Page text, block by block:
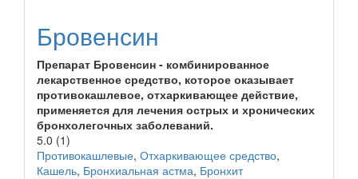
Бровенсин
Препарат Бровенсин - комбинированное
лекарственное средство, которое оказывает
противокашлевое, отхаркивающее действие,
применяется для лечения острых и хронических
бронхолегочных заболеваний.
5.0 (1)
Противокашлевые, Отхаркивающее средство,
Кашель, Бронхиальная астма, Бронхит